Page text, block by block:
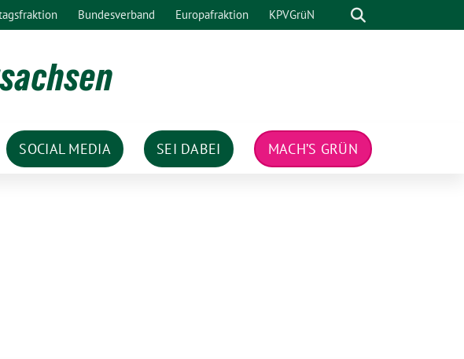
Bundesverband Europafraktion KPVGrüN Suche
SOCIAL MEDIA SEI DABEI MACH’S GRÜN